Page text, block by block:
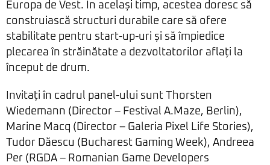
Europa de Vest. În același timp, acestea doresc să
construiască structuri durabile care să ofere
stabilitate pentru start-up-uri și să împiedice
plecarea în străinătate a dezvoltatorilor aflați la
început de drum.
Invitați în cadrul panel-ului sunt Thorsten
Wiedemann (Director – Festival A.Maze, Berlin),
Marine Macq (Director – Galeria Pixel Life Stories),
Tudor Dăescu (Bucharest Gaming Week), Andreea
Per (RGDA – Romanian Game Developers